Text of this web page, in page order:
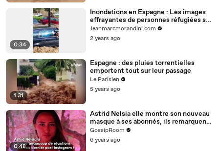
0:34
Inondations en Espagne : Les images
effrayantes de personnes réfugiées sur
le toit de leurs voitures, hurlant et
appelant au secours, alors qu'elles sont
emportées par le courant
Jeanmarcmorandini.com
2 years ago
1:31
Espagne : des pluies torrentielles
emportent tout sur leur passage
Le Parisien
5 years ago
0:48
Astrid Nelsia elle montre son nouveau
masque à ses abonnés, ils remarquent
autre chose
GossipRoom
6 years ago